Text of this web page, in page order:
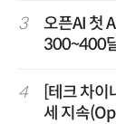
3
오픈AI 첫
300~400
4
[테크 차
세 지속